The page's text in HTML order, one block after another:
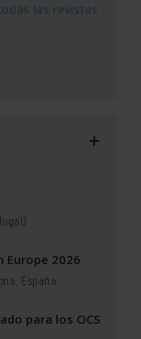
las revistas
Europe 2026
España
para los OCS